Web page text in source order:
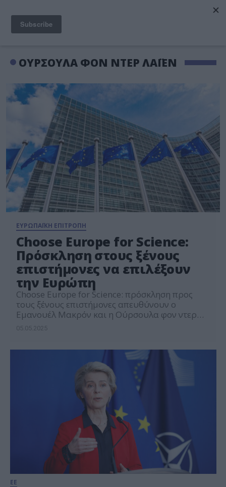
ΟΥΡΣΟΥΛΑ ΦΟΝ ΝΤΕΡ ΛΑΪΕΝ
ΕΥΡΩΠΑΪΚΗ ΕΠΙΤΡΟΠΗ
Choose Europe for Science:
Πρόσκληση στους ξένους
επιστήμονες να επιλέξουν
την Ευρώπη
Choose Europe for Science: πρόσκληση προς
τους ξένους επιστήμονες απευθύνουν ο
Εμανουέλ Μακρόν και η Ούρσουλα φον ντερ
συμμετάσχουν εκπρόσωποι ευρωπαϊκών
πανεπιστημίων, ευρωπαίοι επίτροποι και
υπουργοί Ερευνας των ευρωπαϊκών χωρών. Ο
πρόεδρος της Γαλλίας και η πρόεδρος της
Ευρωπαϊκής […]
ΕΕ